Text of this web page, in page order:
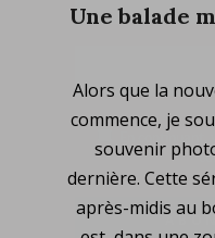
Une balade
04-
07
Alors que la
commence, je
souvenir
dernière. Cette
après-midis au